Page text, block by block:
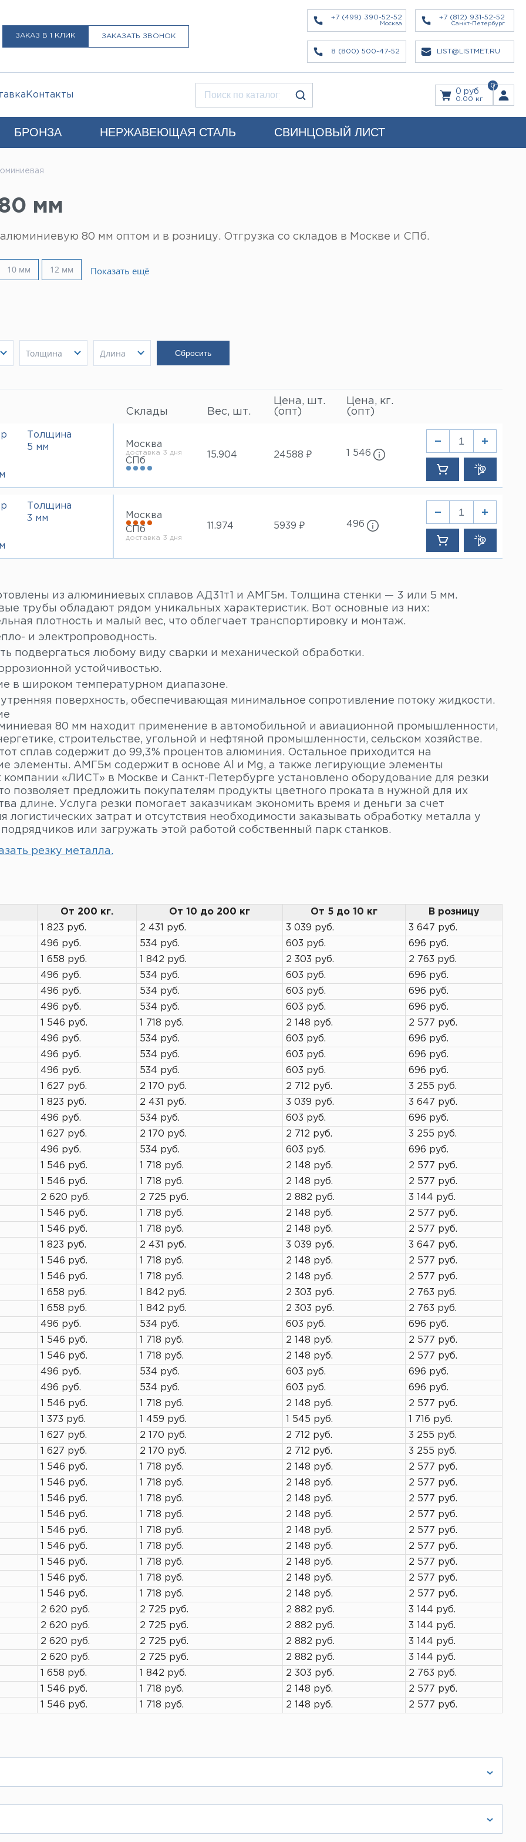
ЗАКАЗ В 1 КЛИК ЗАКАЗАТЬ ЗВОНОК
+7 (499) 390-52-52
Москва
+7 (812) 931-52-52
Санкт-Петербург
8 (800) 500-47-52 LIST@LISTMET.RU
Контакты
0
0 руб
0.00 кг
БРОНЗА НЕРЖАВЕЮЩАЯ СТАЛЬ СВИНЦОВЫЙ ЛИСТ
мм
80 мм оптом и в розницу. Отгрузка со складов в Москве и СПб.
10 мм 12 мм Показать ещё
Толщина
Длина
Склады Вес, шт.
Цена, шт.
(опт)
Цена, кг.
(опт)
Толщина
5 мм
Москва
доставка 3 дня
СПб
15.904 24588 ₽ 1 546
Толщина
3 мм
Москва
СПб
доставка 3 дня
11.974 5939 ₽ 496
из алюминиевых сплавов АД31т1 и АМГ5м. Толщина стенки — 3 или 5 мм.
трубы обладают рядом уникальных характеристик. Вот основные из них:
плотность и малый вес, что облегчает транспортировку и монтаж.
и электропроводность.
подвергаться любому виду сварки и механической обработки.
устойчивостью.
в широком температурном диапазоне.
поверхность, обеспечивающая минимальное сопротивление потоку жидкости.
80 мм находит применение в автомобильной и авиационной промышленности,
строительстве, угольной и нефтяной промышленности, сельском хозяйстве.
сплав содержит до 99,3% процентов алюминия. Остальное приходится на
элементы. АМГ5м содержит в основе Al и Mg, а также легирующие элементы
компании «ЛИСТ» в Москве и Санкт-Петербурге установлено оборудование для резки
позволяет предложить покупателям продукты цветного проката в нужной для их
длине. Услуга резки помогает заказчикам экономить время и деньги за счет
логистических затрат и отсутствия необходимости заказывать обработку металла у
или загружать этой работой собственный парк станков.
резку металла.
От 200 кг. От 10 до 200 кг От 5 до 10 кг
В розницу
1 823 руб. 2 431 руб. 3 039 руб.
3 647 руб.
496 руб. 534 руб. 603 руб.
696 руб.
1 658 руб. 1 842 руб. 2 303 руб.
2 763 руб.
496 руб. 534 руб. 603 руб.
696 руб.
496 руб. 534 руб. 603 руб.
696 руб.
496 руб. 534 руб. 603 руб.
696 руб.
1 546 руб. 1 718 руб. 2 148 руб.
2 577 руб.
496 руб. 534 руб. 603 руб.
696 руб.
496 руб. 534 руб. 603 руб.
696 руб.
496 руб. 534 руб. 603 руб.
696 руб.
1 627 руб. 2 170 руб. 2 712 руб.
3 255 руб.
1 823 руб. 2 431 руб. 3 039 руб.
3 647 руб.
496 руб. 534 руб. 603 руб.
696 руб.
1 627 руб. 2 170 руб. 2 712 руб.
3 255 руб.
496 руб. 534 руб. 603 руб.
696 руб.
1 546 руб. 1 718 руб. 2 148 руб.
2 577 руб.
1 546 руб. 1 718 руб. 2 148 руб.
2 577 руб.
2 620 руб. 2 725 руб. 2 882 руб.
3 144 руб.
1 546 руб. 1 718 руб. 2 148 руб.
2 577 руб.
1 546 руб. 1 718 руб. 2 148 руб.
2 577 руб.
1 823 руб. 2 431 руб. 3 039 руб.
3 647 руб.
1 546 руб. 1 718 руб. 2 148 руб.
2 577 руб.
1 546 руб. 1 718 руб. 2 148 руб.
2 577 руб.
1 658 руб. 1 842 руб. 2 303 руб.
2 763 руб.
1 658 руб. 1 842 руб. 2 303 руб.
2 763 руб.
496 руб. 534 руб. 603 руб.
696 руб.
1 546 руб. 1 718 руб. 2 148 руб.
2 577 руб.
1 546 руб. 1 718 руб. 2 148 руб.
2 577 руб.
496 руб. 534 руб. 603 руб.
696 руб.
496 руб. 534 руб. 603 руб.
696 руб.
1 546 руб. 1 718 руб. 2 148 руб.
2 577 руб.
1 373 руб. 1 459 руб. 1 545 руб.
1 716 руб.
1 627 руб. 2 170 руб. 2 712 руб.
3 255 руб.
1 627 руб. 2 170 руб. 2 712 руб.
3 255 руб.
1 546 руб. 1 718 руб. 2 148 руб.
2 577 руб.
1 546 руб. 1 718 руб. 2 148 руб.
2 577 руб.
1 546 руб. 1 718 руб. 2 148 руб.
2 577 руб.
1 546 руб. 1 718 руб. 2 148 руб.
2 577 руб.
1 546 руб. 1 718 руб. 2 148 руб.
2 577 руб.
1 546 руб. 1 718 руб. 2 148 руб.
2 577 руб.
1 546 руб. 1 718 руб. 2 148 руб.
2 577 руб.
1 546 руб. 1 718 руб. 2 148 руб.
2 577 руб.
1 546 руб. 1 718 руб. 2 148 руб.
2 577 руб.
2 620 руб. 2 725 руб. 2 882 руб.
3 144 руб.
2 620 руб. 2 725 руб. 2 882 руб.
3 144 руб.
2 620 руб. 2 725 руб. 2 882 руб.
3 144 руб.
2 620 руб. 2 725 руб. 2 882 руб.
3 144 руб.
1 658 руб. 1 842 руб. 2 303 руб.
2 763 руб.
1 546 руб. 1 718 руб. 2 148 руб.
2 577 руб.
1 546 руб. 1 718 руб. 2 148 руб. 2 577 руб.
или в кассе при отгрузке товара.